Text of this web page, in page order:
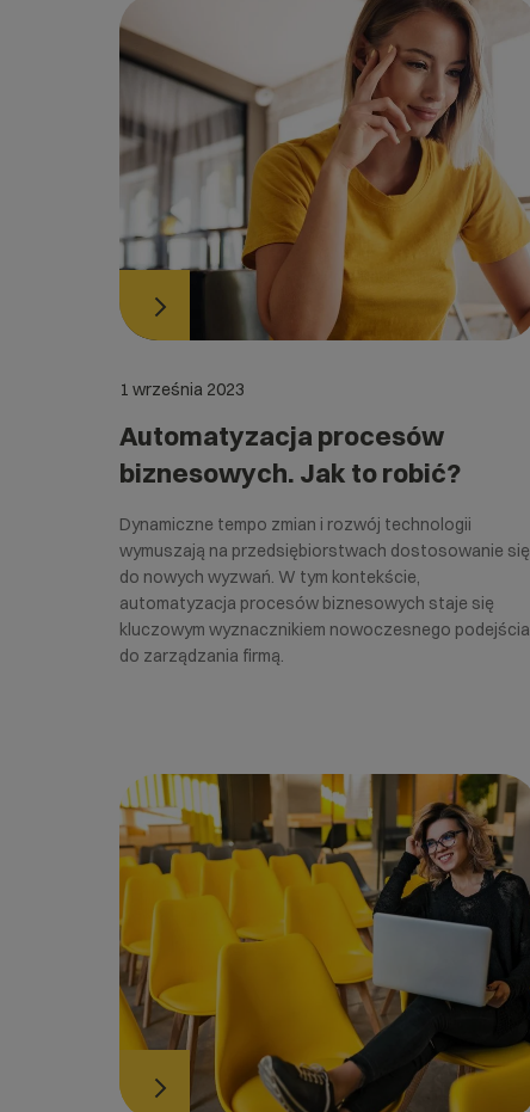
1 września 2023
Automatyzacja procesów
biznesowych. Jak to robić?
Dynamiczne tempo zmian i rozwój technologii
wymuszają na przedsiębiorstwach dostosowanie się
do nowych wyzwań. W tym kontekście,
automatyzacja procesów biznesowych staje się
kluczowym wyznacznikiem nowoczesnego podejścia
do zarządzania firmą.